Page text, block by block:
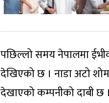
पछिल्लो समय नेपालमा
देखिएको छ । नाडा अटो
देखाएको कम्पनीको दाबी छ ।